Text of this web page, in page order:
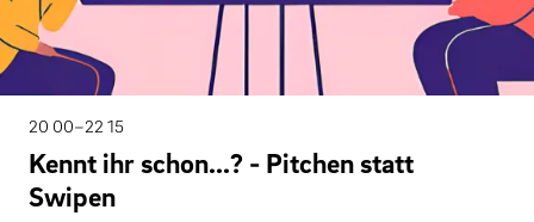
20 00–22 15
Kennt ihr schon...? - Pitchen statt
Swipen